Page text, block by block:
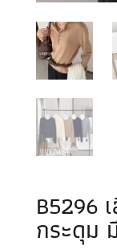
B5296
กระดุม